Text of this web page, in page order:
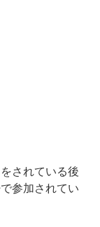
されている後
参加されてい